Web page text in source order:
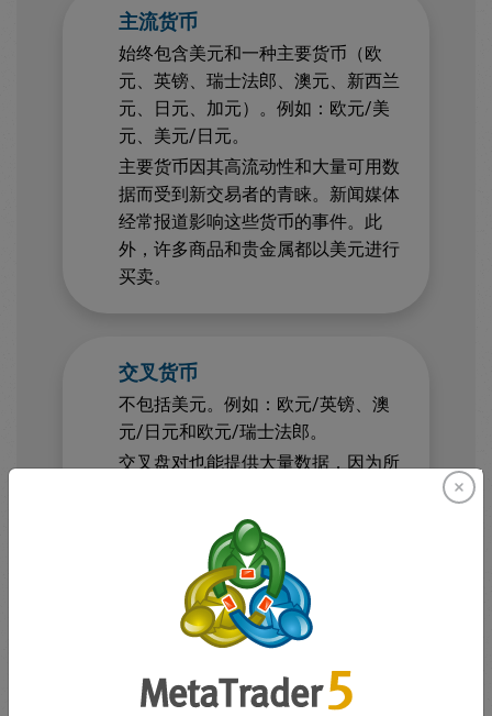
主流货币
始终包含美元和一种主要货币（欧
元、英镑、瑞士法郎、澳元、新西兰
元、日元、加元）。例如：欧元/美
元、美元/日元。
主要货币因其高流动性和大量可用数
据而受到新交易者的青睐。新闻媒体
经常报道影响这些货币的事件。此
外，许多商品和贵金属都以美元进行
买卖。
交叉货币
不包括美元。例如：欧元/英镑、澳
元/日元和欧元/瑞士法郎。
交叉盘对也能提供大量数据，因为所
外来货币
一种主要货币 + 一种新兴市场货币。
（例如，美元/土耳其里拉、欧元/南
非兰特）。